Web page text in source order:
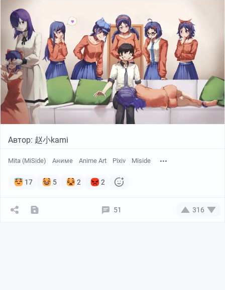
Автор: 赵小kami
Mita (MiSide) Аниме Anime Art Pixiv Miside
17 5 2 2
51 316